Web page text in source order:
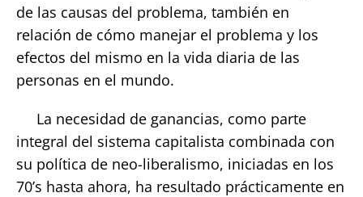
de las causas del problema, también en
relación de cómo manejar el problema y los
efectos del mismo en la vida diaria de las
personas en el mundo.
La necesidad de ganancias, como parte
integral del sistema capitalista combinada con
su política de neo-liberalismo, iniciadas en los
70’s hasta ahora, ha resultado prácticamente en